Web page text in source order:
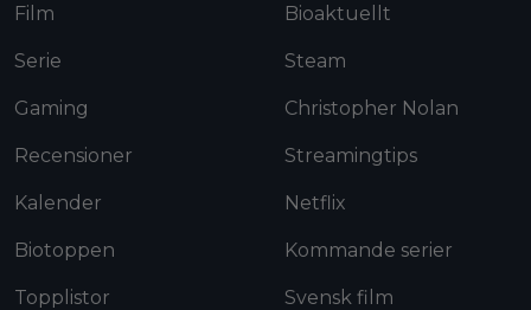
Film
Serie
Gaming
Recensioner
Kalender
Biotoppen
Topplistor
Bioaktuellt
Steam
Christopher Nolan
Streamingtips
Netflix
Kommande serier
Svensk film